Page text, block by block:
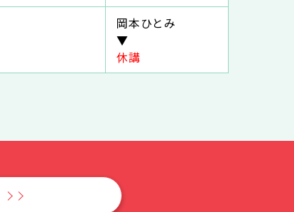
岡本ひとみ
▼
休講